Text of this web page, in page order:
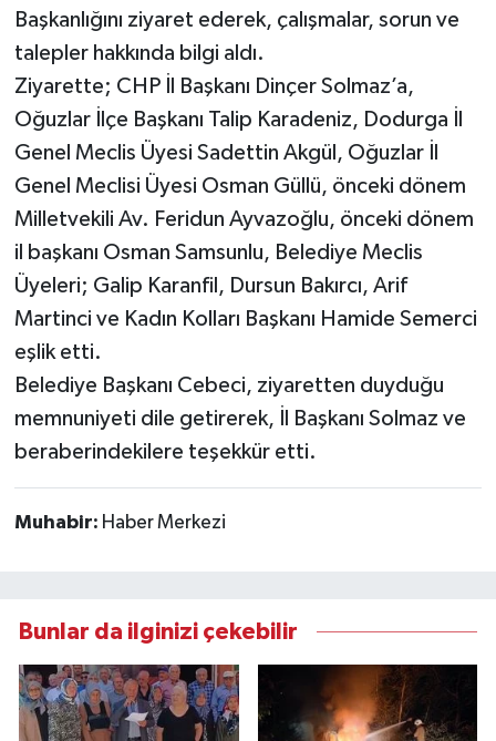
Başkanlığını ziyaret ederek, çalışmalar, sorun ve
talepler hakkında bilgi aldı.
Ziyarette; CHP İl Başkanı Dinçer Solmaz’a,
Oğuzlar İlçe Başkanı Talip Karadeniz, Dodurga İl
Genel Meclis Üyesi Sadettin Akgül, Oğuzlar İl
Genel Meclisi Üyesi Osman Güllü, önceki dönem
Milletvekili Av. Feridun Ayvazoğlu, önceki dönem
il başkanı Osman Samsunlu, Belediye Meclis
Üyeleri; Galip Karanfil, Dursun Bakırcı, Arif
Martinci ve Kadın Kolları Başkanı Hamide Semerci
eşlik etti.
Belediye Başkanı Cebeci, ziyaretten duyduğu
memnuniyeti dile getirerek, İl Başkanı Solmaz ve
beraberindekilere teşekkür etti.
Muhabir: Haber Merkezi
Bunlar da ilginizi çekebilir
Sağlık